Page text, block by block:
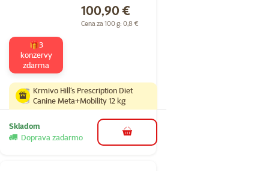
Cena
100,90 €
Cena za 100 g: 0,8 €
🎁3
konzervy
zdarma
Krmivo Hill´s Prescription Diet
Canine Meta+Mobility 12 kg
Skladom
Doprava zadarmo
do košíka